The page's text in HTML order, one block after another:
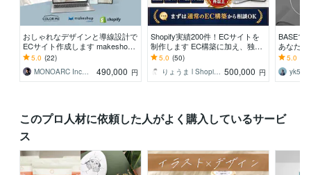
おしゃれなデザインと導線設計で
ECサイト作成します makesho
p・Shopify・カラーミー構築パー
トナー
5.0 (22)
MONOARC Inc｜ ECサイト制作
490,000 円
Shopify実績200件！ECサイトを
制作します EC構築に加え、独自
アプリ開発で「できない」を解決
5.0 (50)
りょうま l Shopifyエンジニア 500,000 円
BASEで
あなた
で表現
5.0
このプロ人材に依頼した人がよく購入しているサービ
ス